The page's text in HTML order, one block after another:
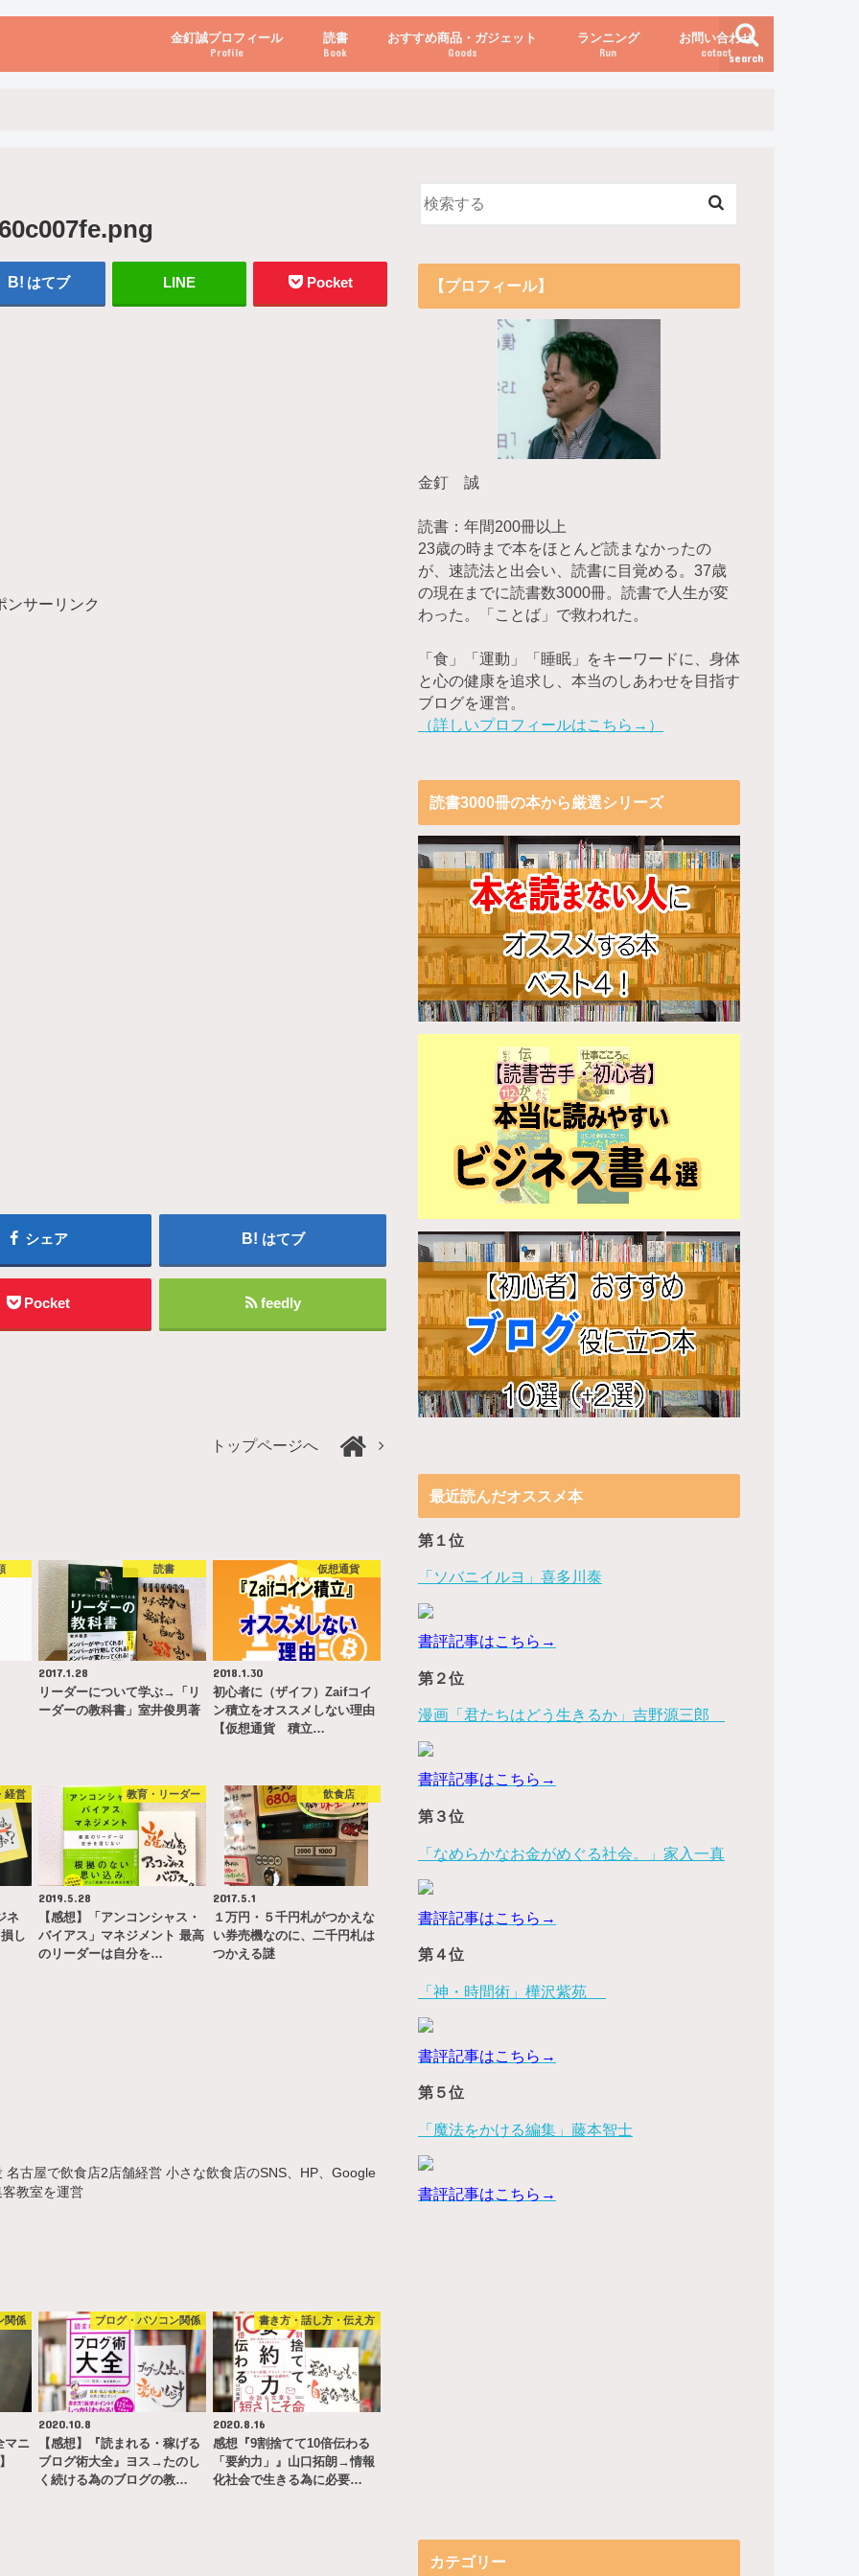
search
金釘誠プロフィール
Profile
読書
Book
おすすめ商品・ガジェット
Goods
ランニング
Run
お問い合わせ
cotact
はてブ LINE Pocket
ンサーリンク
シェア はてブ
Pocket feedly
トップページへ
読書
2017.1.28
リーダーについて学ぶ→「リ
ーダーの教科書」室井俊男著
仮想通貨
2018.1.30
初心者に（ザイフ）Zaifコイ
ン積立をオススメしない理由
【仮想通貨 積立…
経営
ネ
し
教育・リーダー
2019.5.28
【感想】「アンコンシャス・
バイアス」マネジメント 最高
のリーダーは自分を…
飲食店
2017.5.1
１万円・５千円札がつかえな
い券売機なのに、二千円札は
つかえる謎
古屋で飲食店2店舗経営 小さな飲食店のSNS、HP、Google
教室を運営
関係
マニ
ブログ・パソコン関係
2020.10.8
【感想】『読まれる・稼げる
ブログ術大全』ヨス→たのし
く続ける為のブログの教…
書き方・話し方・伝え方
2020.8.16
感想『9割捨てて10倍伝わる
「要約力」』山口拓朗→情報
化社会で生きる為に必要…
【プロフィール】
金釘 誠
読書：年間200冊以上
23歳の時まで本をほとんど読まなかったの
が、速読法と出会い、読書に目覚める。37歳
の現在までに読書数3000冊。読書で人生が変
わった。「ことば」で救われた。
「食」「運動」「睡眠」をキーワードに、身体
と心の健康を追求し、本当のしあわせを目指す
ブログを運営。
（詳しいプロフィールはこちら→）
読書3000冊の本から厳選シリーズ
最近読んだオススメ本
第１位
「ソバニイルヨ」喜多川泰
書評記事はこちら→
第２位
漫画「君たちはどう生きるか」吉野源三郎
書評記事はこちら→
第３位
「なめらかなお金がめぐる社会。」家入一真
書評記事はこちら→
第４位
「神・時間術」樺沢紫苑
書評記事はこちら→
第５位
「魔法をかける編集」藤本智士
書評記事はこちら→
カテゴリー